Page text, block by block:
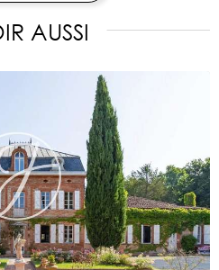
AUSSI